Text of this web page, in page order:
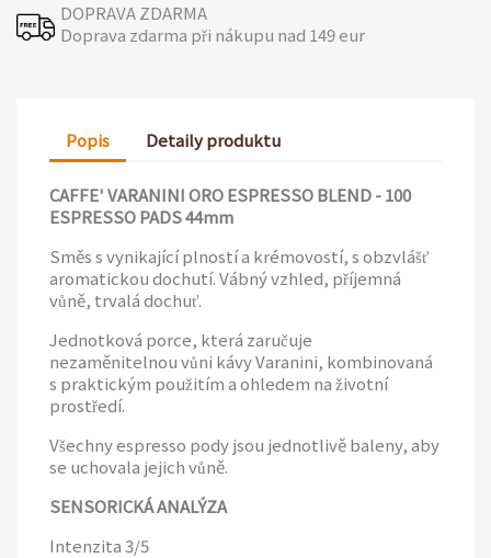
DOPRAVA ZDARMA
Doprava zdarma při nákupu nad 149 eur
Popis Detaily produktu
CAFFE' VARANINI ORO ESPRESSO BLEND - 100
ESPRESSO PADS 44mm
Směs s vynikající plností a krémovostí, s obzvlášť
aromatickou dochutí. Vábný vzhled, příjemná
vůně, trvalá dochuť.
Jednotková porce, která zaručuje
nezaměnitelnou vůni kávy Varanini, kombinovaná
s praktickým použitím a ohledem na životní
prostředí.
Všechny espresso pody jsou jednotlivě baleny, aby
se uchovala jejich vůně.
SENSORICKÁ ANALÝZA
Intenzita 3/5